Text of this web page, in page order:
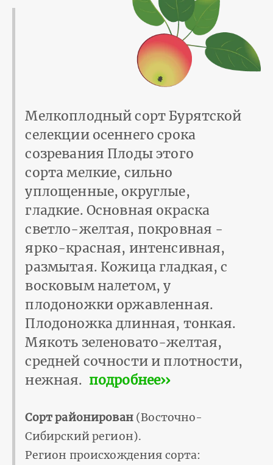
Мелкоплодный сорт Бурятской
селекции осеннего срока
созревания Плоды этого
сорта мелкие, сильно
уплощенные, округлые,
гладкие. Основная окраска
светло-желтая, покровная -
ярко-красная, интенсивная,
размытая. Кожица гладкая, с
восковым налетом, у
плодоножки оржавленная.
Плодоножка длинная, тонкая.
Мякоть зеленовато-желтая,
средней сочности и плотности,
нежная. подробнее››
Сорт районирован(Восточно-
Сибирский регион).
Регион происхождения сорта: